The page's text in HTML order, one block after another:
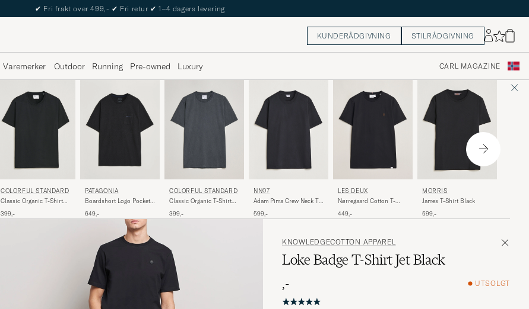
The Care of Carl Passport
KUNDERÅDGIVNING STILRÅDGIVNING
Varemerker Outdoor Running Pre-owned Luxury CARL MAGAZINE
COLORFUL STANDARD
Classic Organic T-Shirt
399,-
PATAGONIA
Boardshort Logo Pocket
Black
649,-
COLORFUL STANDARD
Classic Organic T-Shirt
399,-
NN07
Adam Pima Crew Neck T-
599,-
LES DEUX
Nørregaard Cotton T-
449,-
MORRIS
James T-Shirt Black
599,-
KNOWLEDGECOTTON APPAREL
Loke Badge T-Shirt Jet Black
,-
UTSOLGT